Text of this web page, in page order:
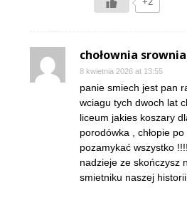
chołownia srownia
8 kwietnia 2026 at 13:55
panie smiech jest pan
wciagu tych dwoch lat
liceum jakies koszary
porodówka , chłopie
pozamykać wszystko
nadzieje ze skończysz
smietniku naszej